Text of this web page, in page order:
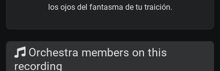
los ojos del fantasma de tu traición.
Orchestra members on this
recording